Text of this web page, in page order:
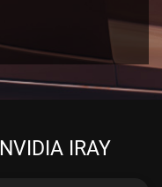
IRAY